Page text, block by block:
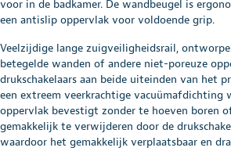
voor in de badkamer. De wandbeugel is
een antislip oppervlak voor voldoende grip.
Veelzijdige lange zuigveiligheidsrail,
betegelde wanden of andere niet-poreuze
drukschakelaars aan beide uiteinden van het
een extreem veerkrachtige vacuümafdichting
oppervlak bevestigt zonder te hoeven boren
gemakkelijk te verwijderen door de
waardoor het gemakkelijk verplaatsbaar en